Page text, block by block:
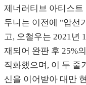
제너러티브 아티스
두니는 이전에 "압선
고, 오철우는 2021년
재되어 완판 후 25%
직화했으며, 이 두 줄
신을 이어받아 대만